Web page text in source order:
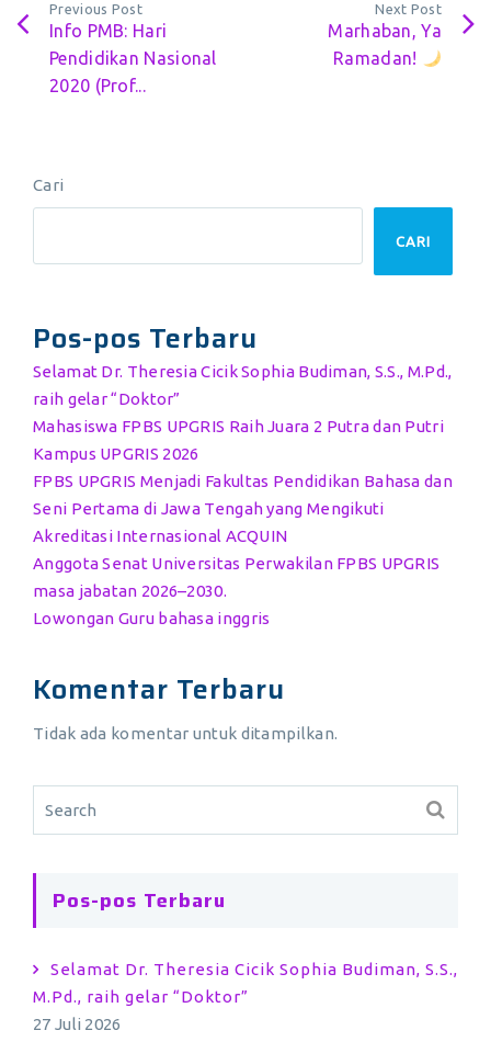
Previous Post
Info PMB: Hari
Pendidikan Nasional
2020 (Prof...
Next Post
Marhaban, Ya
Ramadan!
Cari
CARI
Pos-pos Terbaru
Selamat Dr. Theresia Cicik Sophia Budiman, S.S., M.Pd.,
raih gelar “Doktor”
Mahasiswa FPBS UPGRIS Raih Juara 2 Putra dan Putri
Kampus UPGRIS 2026
FPBS UPGRIS Menjadi Fakultas Pendidikan Bahasa dan
Seni Pertama di Jawa Tengah yang Mengikuti
Akreditasi Internasional ACQUIN
Anggota Senat Universitas Perwakilan FPBS UPGRIS
masa jabatan 2026–2030.
Lowongan Guru bahasa inggris
Komentar Terbaru
Tidak ada komentar untuk ditampilkan.
Pos-pos Terbaru
Selamat Dr. Theresia Cicik Sophia Budiman, S.S.,
M.Pd., raih gelar “Doktor”
27 Juli 2026